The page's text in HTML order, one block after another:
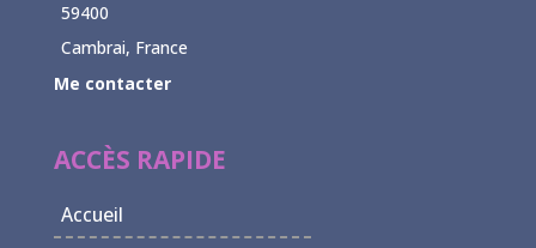
59400
Cambrai, France
Me contacter
ACCÈS RAPIDE
Accueil